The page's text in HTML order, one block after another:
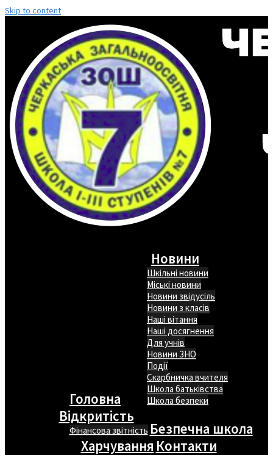
Skip to content
Головна
Новини
Шкільні новини
Міські новини
Новини звідусіль
Новини з класів
Наші вітання
Наші досягнення
Для учнів
Новини ЗНО
Події
Скарбничка вчителя
Школа батьківства
Школа безпеки
Відкритість
Фінансова звітність Безпечна школа
Харчування Контакти